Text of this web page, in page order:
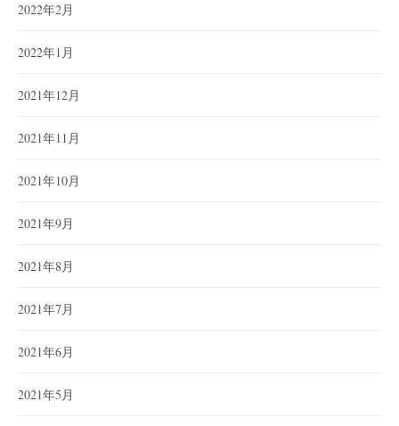
2022年2月
2022年1月
2021年12月
2021年11月
2021年10月
2021年9月
2021年8月
2021年7月
2021年6月
2021年5月